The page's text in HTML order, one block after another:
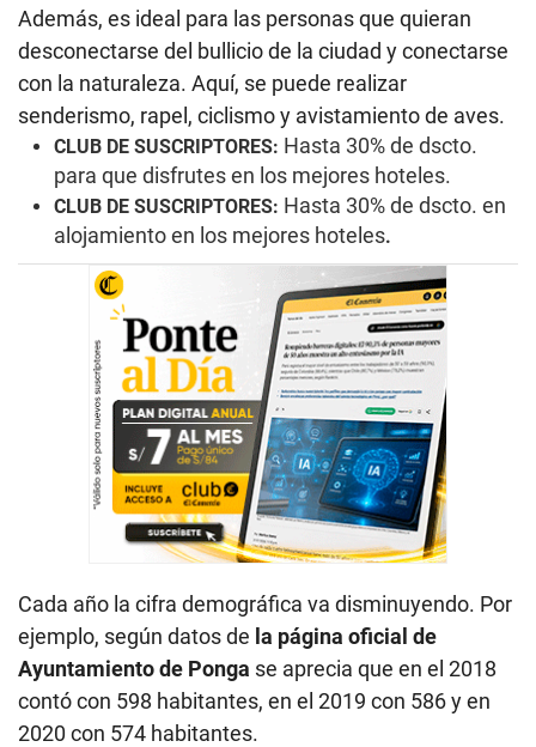
Además, es ideal para las personas que quieran
desconectarse del bullicio de la ciudad y conectarse
con la naturaleza. Aquí, se puede realizar
senderismo, rapel, ciclismo y avistamiento de aves.
CLUB DE SUSCRIPTORES: Hasta 30% de dscto.
para que disfrutes en los mejores hoteles.
CLUB DE SUSCRIPTORES: Hasta 30% de dscto. en
alojamiento en los mejores hoteles.
Cada año la cifra demográfica va disminuyendo. Por
ejemplo, según datos de la página oficial de
Ayuntamiento de Ponga se aprecia que en el 2018
contó con 598 habitantes, en el 2019 con 586 y en
2020 con 574 habitantes.